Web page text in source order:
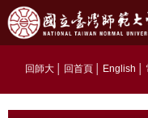
回師大 回首頁 English